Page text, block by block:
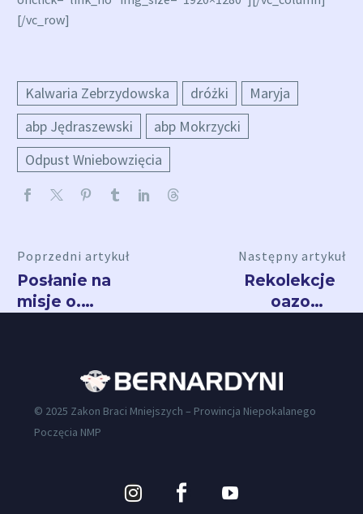
[/vc_row]
Kalwaria Zebrzydowska dróżki
Maryja
abp Jędraszewski
abp Mokrzycki
Odpust Wniebowzięcia
Poprzedni artykuł
Posłanie na
misje o.
Następny artykuł
Rekolekcje
oazowe
© 2025 Zakon Braci Mniejszych – Prowincja Niepokalanego
Poczęcia NMP